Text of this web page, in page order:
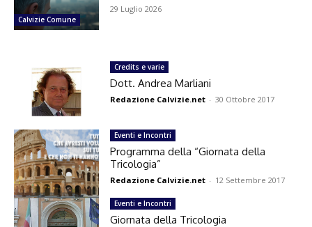
Calvizie Comune
29 Luglio 2026
Credits e varie
Dott. Andrea Marliani
Redazione Calvizie.net - 30 Ottobre 2017
Eventi e Incontri
Programma della “Giornata della
Tricologia”
Redazione Calvizie.net - 12 Settembre 2017
Eventi e Incontri
Giornata della Tricologia